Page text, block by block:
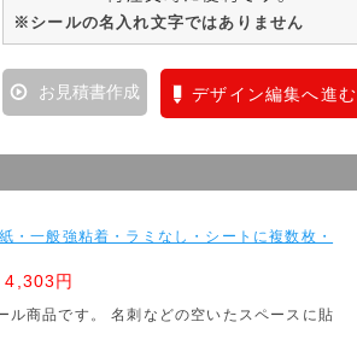
※シールの名入れ文字ではありません
お見積書作成 デザイン編集へ進む
・一般強粘着・ラミなし・シートに複数枚・
円
ル商品です。 名刺などの空いたスペースに貼